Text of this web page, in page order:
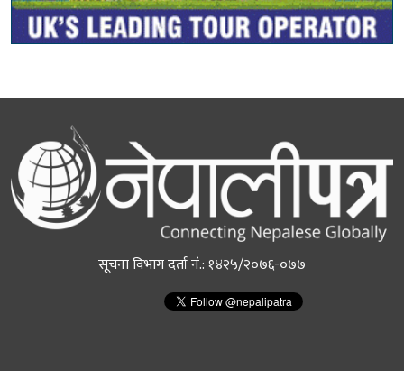
सूचना विभाग दर्ता नं.: १४२५/२०७६-०७७